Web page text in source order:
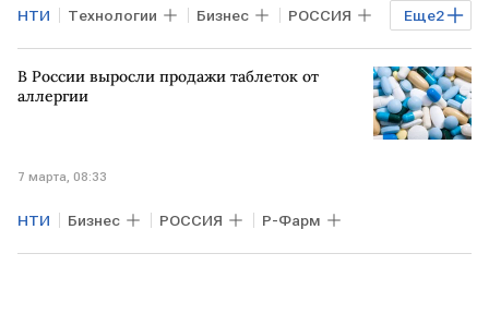
Еще2
НТИ Технологии Бизнес РОССИЯ
РФ Роскомнадзор
В России выросли продажи таблеток от
аллергии
7 марта, 08:33
НТИ Бизнес РОССИЯ Р-Фарм